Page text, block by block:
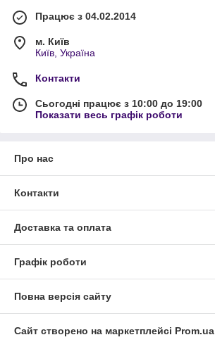
Працює з 04.02.2014
м. Київ
Київ, Україна
Контакти
Сьогодні працює з 10:00 до 19:00
Показати весь графік роботи
Про нас
Контакти
Доставка та оплата
Графік роботи
Повна версія сайту
Сайт створено на маркетплейсі Prom.ua